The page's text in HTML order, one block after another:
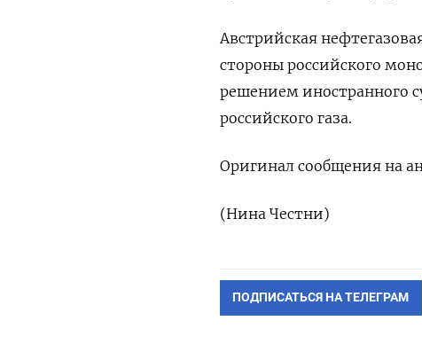
Австрийская
стороны российского
решением иностранного
российского газа.
Оригинал сообщения на
(Нина Честни)
ПОДПИСАТЬСЯ НА ТЕЛЕГРАМ